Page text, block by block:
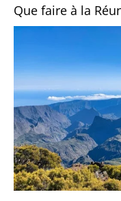
Que faire à la